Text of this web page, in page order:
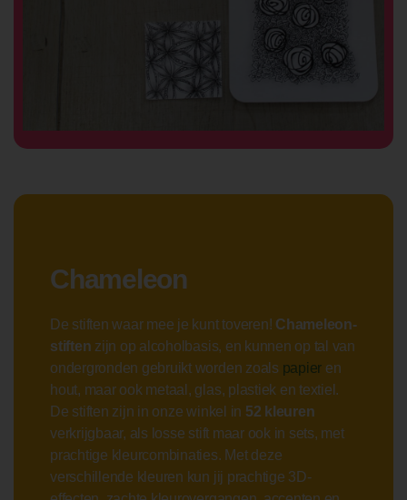
Chameleon
De stiften waar mee je kunt toveren! Chameleon-
stiften zijn op alcoholbasis, en kunnen op tal van
ondergronden gebruikt worden zoals papier en
hout, maar ook metaal, glas, plastiek en textiel.
De stiften zijn in onze winkel in 52 kleuren
verkrijgbaar, als losse stift maar ook in sets, met
prachtige kleurcombinaties. Met deze
verschillende kleuren kun jij prachtige 3D-